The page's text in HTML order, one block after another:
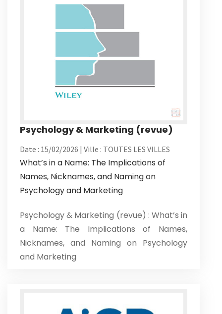
Psychology & Marketing (revue)
Date : 15/02/2026 | Ville : TOUTES LES VILLES
What’s in a Name: The Implications of
Names, Nicknames, and Naming on
Psychology and Marketing
Psychology & Marketing (revue) : What’s in
a Name: The Implications of Names,
Nicknames, and Naming on Psychology
and Marketing